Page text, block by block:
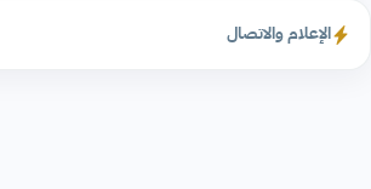
الإعلام والاتصال